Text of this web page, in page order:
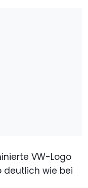
VW-Logo
deutlich wie bei